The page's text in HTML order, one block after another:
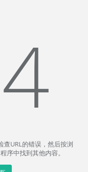
URL的错误，然后按浏
序中找到其他内容。